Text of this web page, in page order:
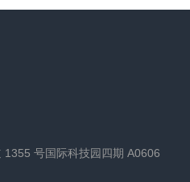
号国际科技园四期 A0606